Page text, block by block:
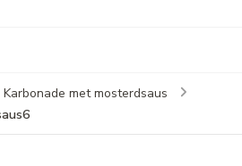
Karbonade met mosterdsaus